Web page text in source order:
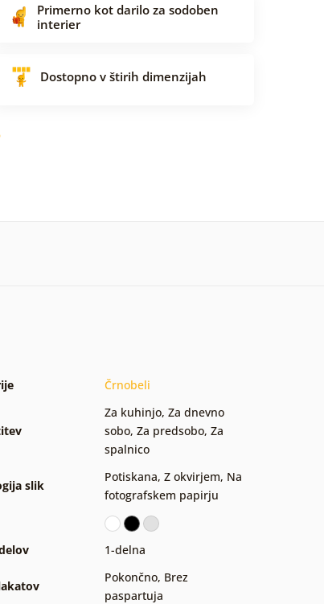
Primerno kot darilo za sodoben
interier
Dostopno v štirih dimenzijah
Črnobeli
Za kuhinjo, Za dnevno
sobo, Za predsobo, Za
spalnico
slik
Potiskana, Z okvirjem, Na
fotografskem papirju
1-delna
Pokončno, Brez
paspartuja